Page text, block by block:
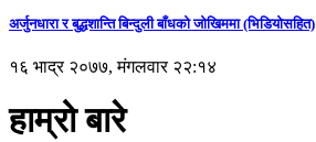
अर्जुनधारा र बुद्धशान्ति बिन्दुली बाँधको जोखिममा (भिडियाेसहित)
१६ भाद्र २०७७, मंगलवार २२:१४
हाम्रो बारे